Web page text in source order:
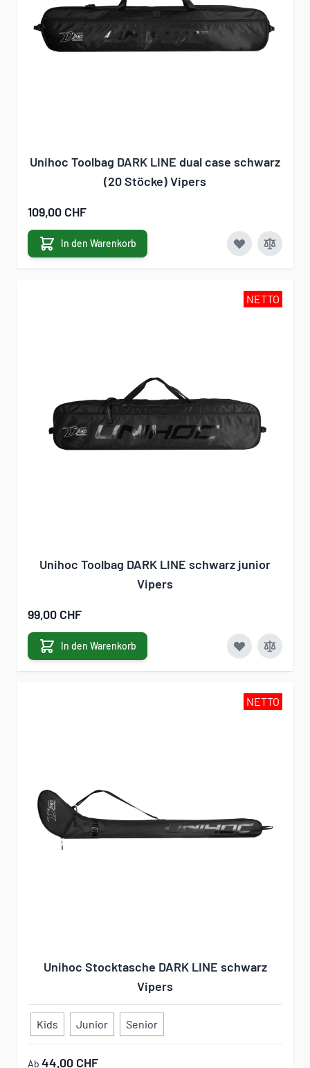
Unihoc Toolbag DARK LINE dual case schwarz
(20 Stöcke) Vipers
109,00 CHF
In den Warenkorb
NETTO
Unihoc Toolbag DARK LINE schwarz junior
Vipers
99,00 CHF
In den Warenkorb
NETTO
Unihoc Stocktasche DARK LINE schwarz
Vipers
Kids Junior Senior
Ab 44,00 CHF